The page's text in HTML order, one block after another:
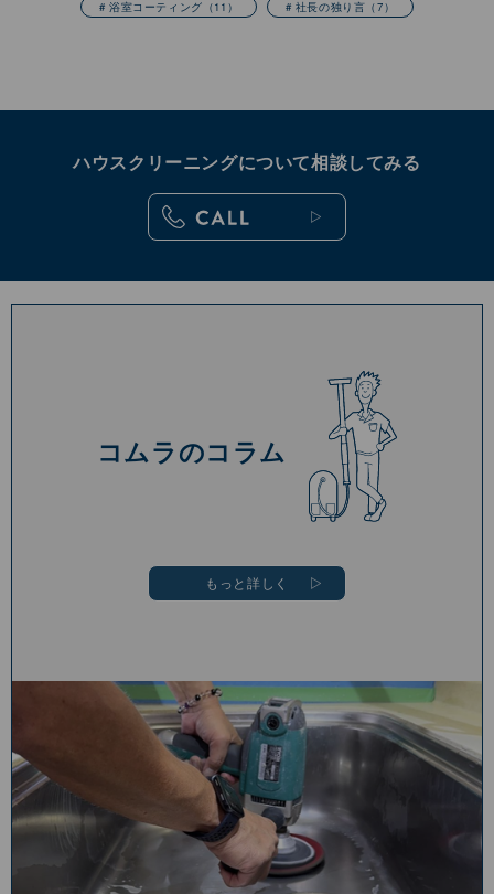
# 浴室コーティング （11） # 社長の独り言 （7）
ハウスクリーニングについて相談してみる
コムラのコラム
もっと詳しく